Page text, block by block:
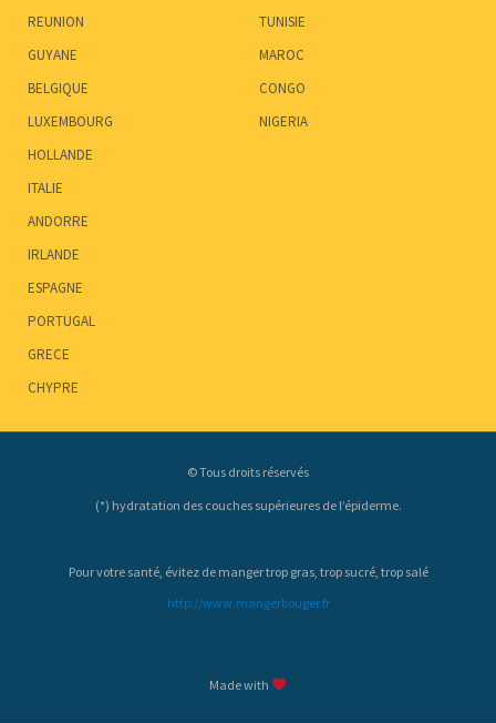
REUNION
GUYANE
BELGIQUE
LUXEMBOURG
HOLLANDE
ITALIE
ANDORRE
IRLANDE
ESPAGNE
PORTUGAL
GRECE
CHYPRE
TUNISIE
MAROC
CONGO
NIGERIA
© Tous droits réservés
(*) hydratation des couches supérieures de l’épiderme.
Pour votre santé, évitez de manger trop gras, trop sucré, trop salé
http://www.mangerbouger.fr
Made with